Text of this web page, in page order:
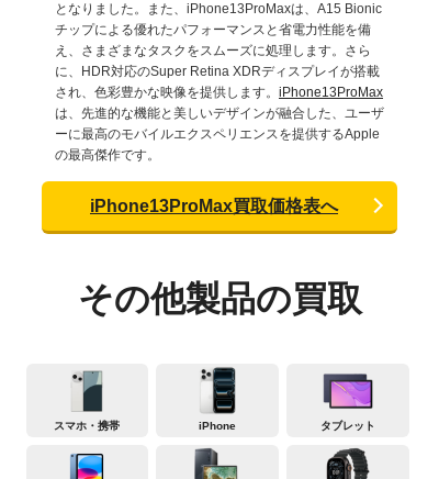
となりました。また、iPhone13ProMaxは、A15 Bionic
チップによる優れたパフォーマンスと省電力性能を備
え、さまざまなタスクをスムーズに処理します。さら
に、HDR対応のSuper Retina XDRディスプレイが搭載
され、色彩豊かな映像を提供します。 iPhone13ProMax
は、先進的な機能と美しいデザインが融合した、ユーザ
ーに最高のモバイルエクスペリエンスを提供するApple
の最高傑作です。
iPhone13ProMax買取価格表へ
その他製品の買取
スマホ・携帯 iPhone タブレット